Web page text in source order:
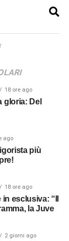
18 ore ago
gloria: Del
ago
più
18 ore ago
esclusiva: “Il
la Juve
2 giorni ago